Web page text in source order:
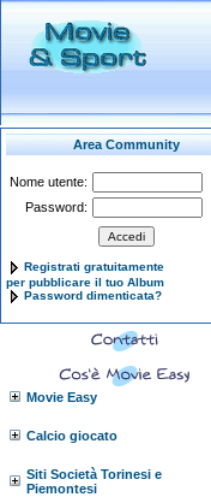
Area Community
Nome utente:
Password:
Registrati gratuitamente
per pubblicare il tuo Album
Password dimenticata?
Movie Easy
Calcio giocato
Siti Società Torinesi e
Piemontesi